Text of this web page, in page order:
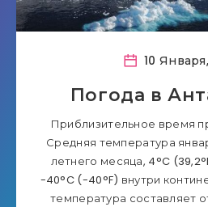
10
Погода в
Приблизительное время
Средняя температура
летнего месяца, 4°C
-40°C (-40°F) внутри
температура составляет